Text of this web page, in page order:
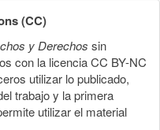
(CC)
y Derechos sin
con la licencia CC BY-NC
utilizar lo publicado,
trabajo y la primera
utilizar el material